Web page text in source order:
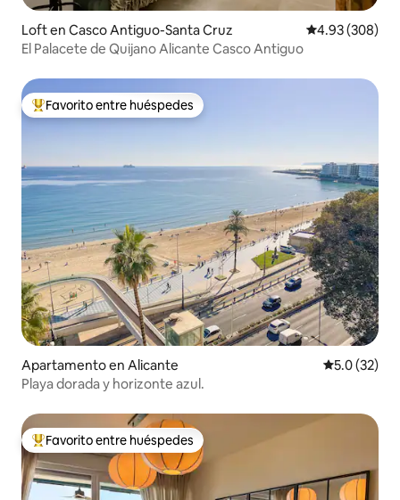
Loft en Casco Antiguo-Santa Cruz Calificación
4.93 (308)
El Palacete de Quijano Alicante Casco Antiguo
Favorito entre huéspedes preferido
Favorito entre huéspedes
Apartamento en Alicante Calificación
5.0 (32)
Playa dorada y horizonte azul.
Favorito entre huéspedes preferido
Favorito entre huéspedes